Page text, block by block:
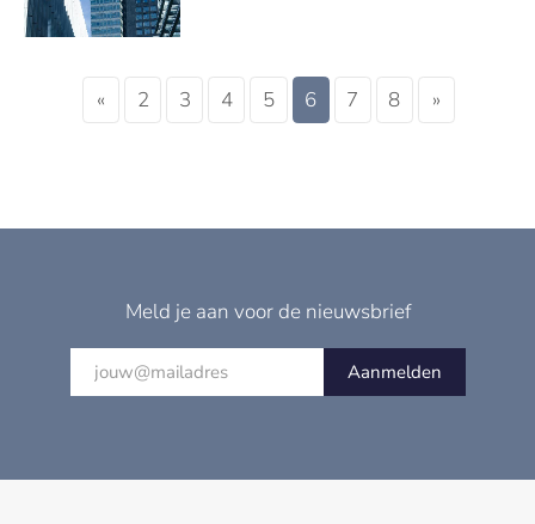
« 2 3 4 5 6 7 8 »
Meld je aan voor de nieuwsbrief
Aanmelden